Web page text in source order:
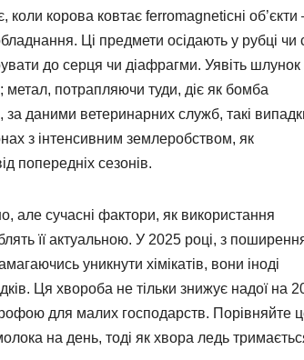
корова ковтає ferromagneticні об’єкти
Ці предмети осідають у рубці чи
до серця чи діафрагми. Уявіть шлунок
метал, потрапляючи туди, діє як бомба
за даними ветеринарних служб, такі
з інтенсивним землеробством, як
попередніх сезонів.
але сучасні фактори, як використання
її актуальною. У 2025 році, з
уникнути хімікатів, вони іноді
Ця хвороба не тільки знижує надої на
для малих господарств. Порівняйте
на день, тоді як хвора ледь